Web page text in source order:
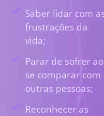
Saber lidar com
frustrações da
vida;
Parar de sofrer ao
se comparar com
outras pessoas;
Reconhecer as